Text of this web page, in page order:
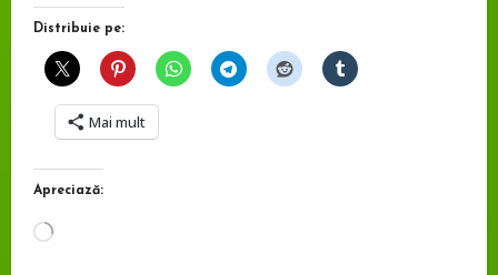
Distribuie pe:
Mai mult
Apreciază: